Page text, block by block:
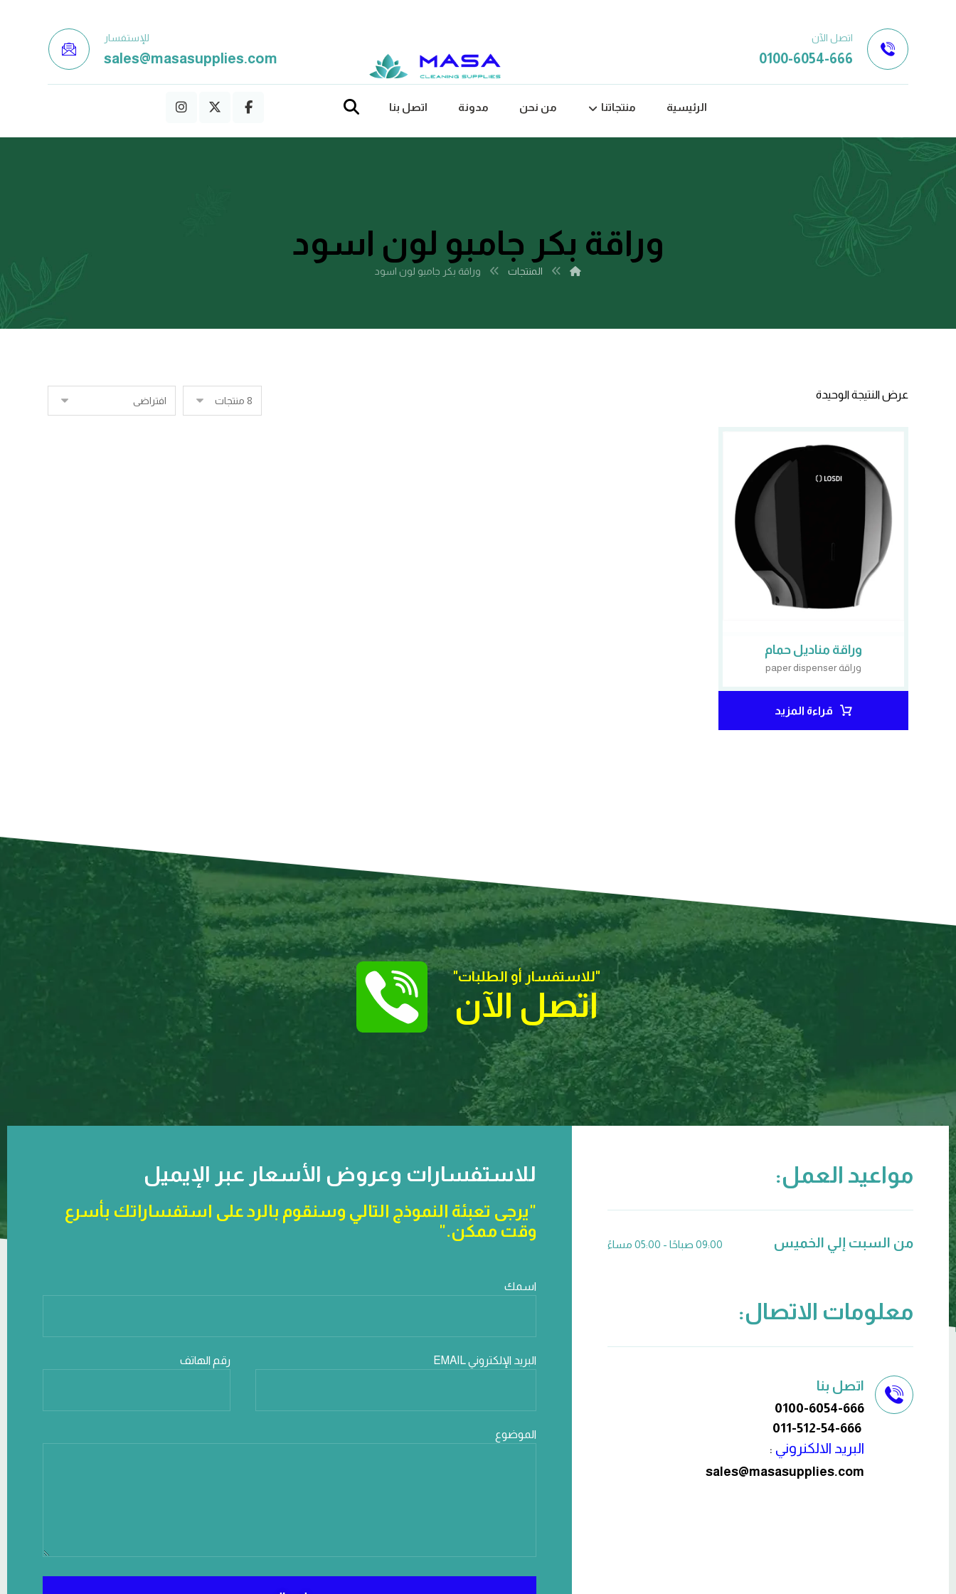
اتصل الآن
0100-6054-666
للإستفسار
sales@masasupplies.com
الرئيسية منتجاتنا من نحن مدونة اتصل بنا
وراقة بكر جامبو لون اسود
المنتجات وراقة بكر جامبو لون اسود
عرض النتيجة الوحيدة
وراقة مناديل حمام
وراقة paper dispenser
قراءة المزيد
"للاستفسار أو الطلبات"
اتصل الآن
مواعيد العمل:
من السبت إلي الخميس 09:00 صباحًا - 05:00 مساءً
معلومات الاتصال:
اتصل بنا
0100-6054-666
البريد الالكنروني :
sales@masasupplies.com
للاستفسارات وعروض الأسعار عبر الإيميل
"يرجى تعبئة النموذج التالي وسنقوم بالرد على استفساراتك بأسرع
وقت ممكن."
اسمك
البريد الإلكتروني EMAIL رقم الهاتف
الموضوع